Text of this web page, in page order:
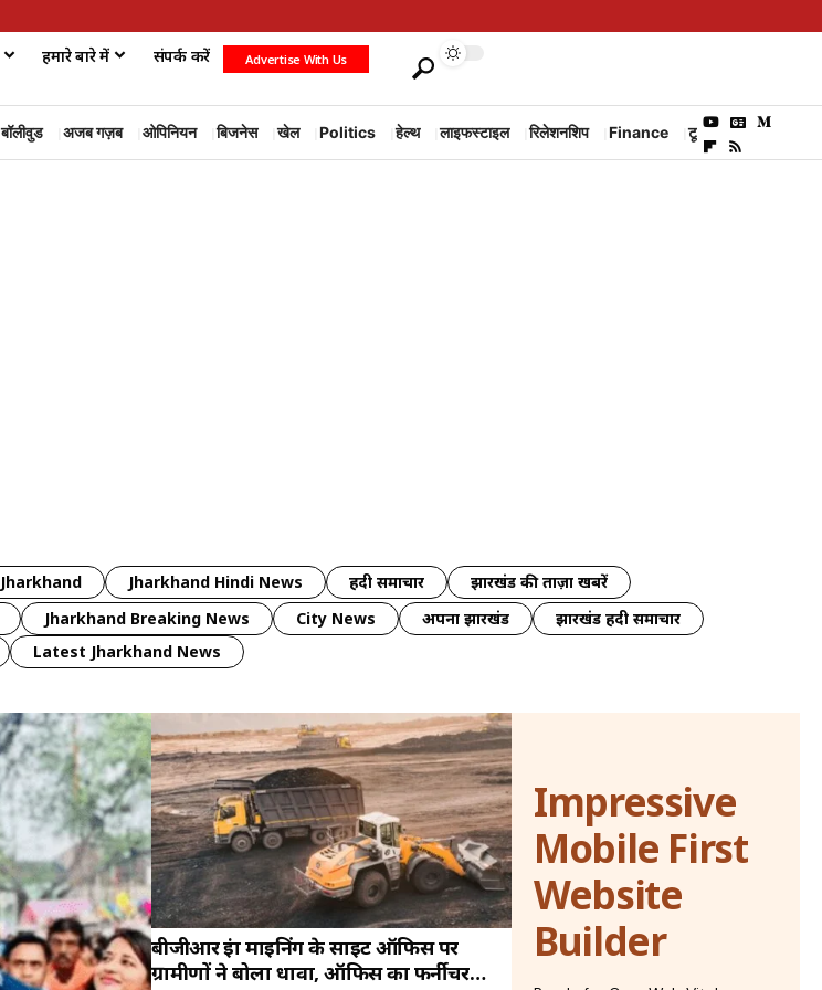
हमारे बारे में संपर्क करें Advertise With Us
बॉलीवुड अजब गज़ब ओपिनियन बिजनेस खेल Politics हेल्थ लाइफस्टाइल रिलेशनशिप Finance टूरिज्म
Jharkhand Jharkhand Hindi News हिंदी समाचार
झारखंड की ताज़ा खबरें
Jharkhand Breaking News City News अपना झारखंड
झारखंड हिंदी समाचार
Latest Jharkhand News
बीजीआर इंफ्रा माइनिंग के साइट ऑफिस पर
ग्रामीणों ने बोला धावा, ऑफिस का फर्नीचर
Impressive
Mobile First
Website
Builder